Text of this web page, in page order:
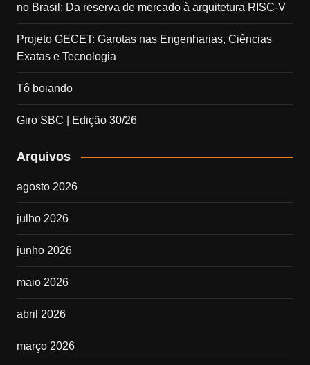
no Brasil: Da reserva de mercado à arquitetura RISC-V
Projeto GECET: Garotas nas Engenharias, Ciências
Exatas e Tecnologia
Tô boiando
Giro SBC | Edição 30/26
Arquivos
agosto 2026
julho 2026
junho 2026
maio 2026
abril 2026
março 2026